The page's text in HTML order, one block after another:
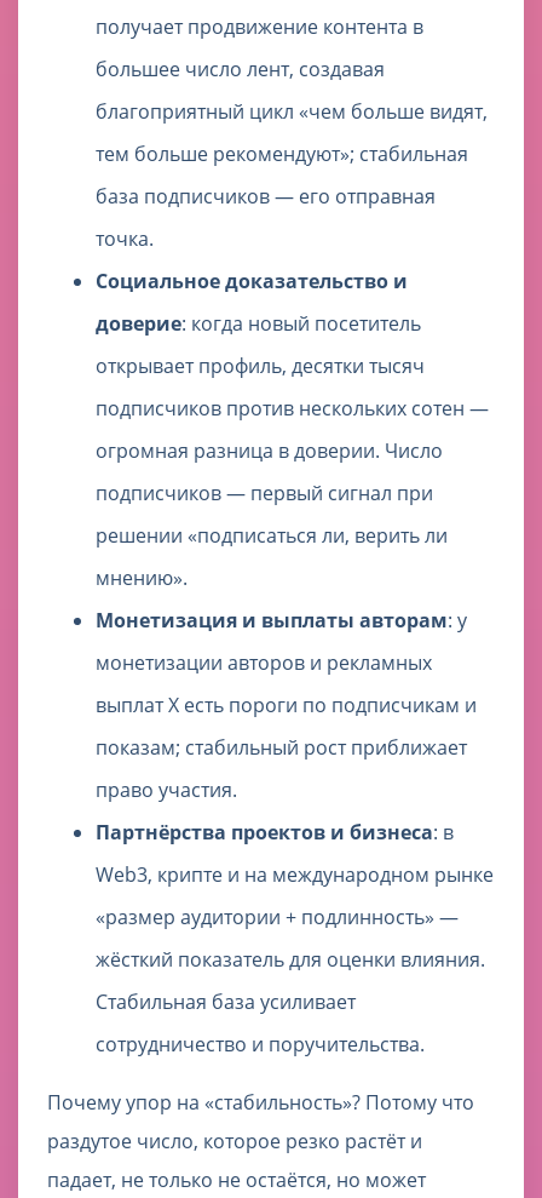
получает продвижение контента в
большее число лент, создавая
благоприятный цикл «чем больше видят,
тем больше рекомендуют»; стабильная
база подписчиков — его отправная
точка.
Социальное доказательство и
доверие: когда новый посетитель
открывает профиль, десятки тысяч
подписчиков против нескольких сотен —
огромная разница в доверии. Число
подписчиков — первый сигнал при
решении «подписаться ли, верить ли
мнению».
Монетизация и выплаты авторам: у
монетизации авторов и рекламных
выплат X есть пороги по подписчикам и
показам; стабильный рост приближает
право участия.
Партнёрства проектов и бизнеса: в
Web3, крипте и на международном рынке
«размер аудитории + подлинность» —
жёсткий показатель для оценки влияния.
Стабильная база усиливает
сотрудничество и поручительства.
Почему упор на «стабильность»? Потому что
раздутое число, которое резко растёт и
падает, не только не остаётся, но может